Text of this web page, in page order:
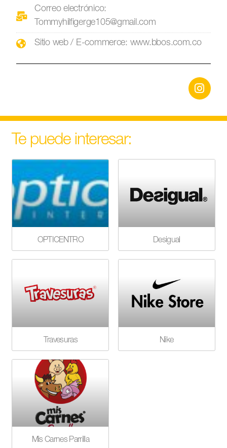
Correo electrónico:
Tommyhilfigerge105@gmail.com
Sitio web / E-commerce: www.bbos.com.co
Te puede interesar:
OPTICENTRO Desigual
Travesuras Nike
Mis Carnes Parrilla